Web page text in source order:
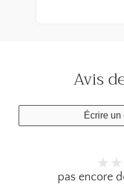
Avis
Écrire un
pas encore